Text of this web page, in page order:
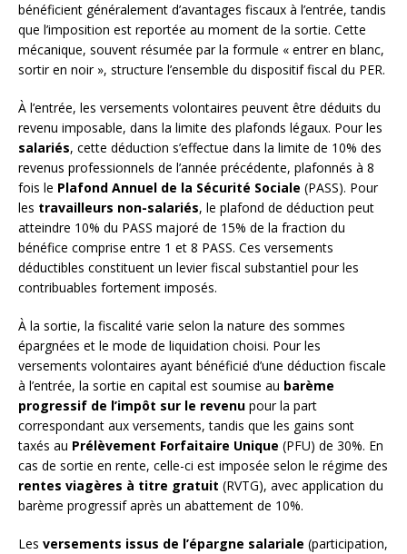
bénéficient généralement d’avantages fiscaux à l’entrée, tandis
que l’imposition est reportée au moment de la sortie. Cette
mécanique, souvent résumée par la formule « entrer en blanc,
sortir en noir », structure l’ensemble du dispositif fiscal du PER.
À l’entrée, les versements volontaires peuvent être déduits du
revenu imposable, dans la limite des plafonds légaux. Pour les
salariés, cette déduction s’effectue dans la limite de 10% des
revenus professionnels de l’année précédente, plafonnés à 8
fois le Plafond Annuel de la Sécurité Sociale (PASS). Pour
les travailleurs non-salariés, le plafond de déduction peut
atteindre 10% du PASS majoré de 15% de la fraction du
bénéfice comprise entre 1 et 8 PASS. Ces versements
déductibles constituent un levier fiscal substantiel pour les
contribuables fortement imposés.
À la sortie, la fiscalité varie selon la nature des sommes
épargnées et le mode de liquidation choisi. Pour les
versements volontaires ayant bénéficié d’une déduction fiscale
à l’entrée, la sortie en capital est soumise au barème
progressif de l’impôt sur le revenu pour la part
correspondant aux versements, tandis que les gains sont
taxés au Prélèvement Forfaitaire Unique (PFU) de 30%. En
cas de sortie en rente, celle-ci est imposée selon le régime des
rentes viagères à titre gratuit (RVTG), avec application du
barème progressif après un abattement de 10%.
Les versements issus de l’épargne salariale (participation,